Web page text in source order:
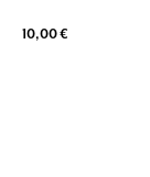
10,00 €